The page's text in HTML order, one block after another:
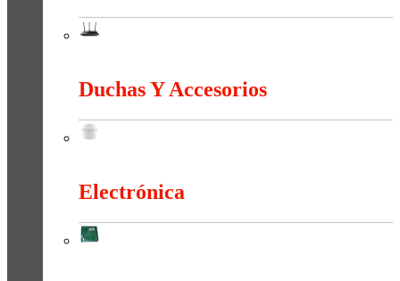
Duchas Y Accesorios
Electrónica